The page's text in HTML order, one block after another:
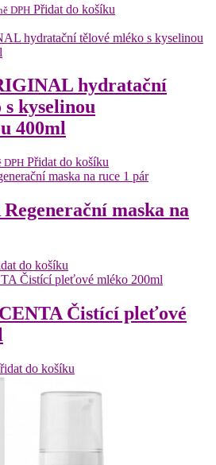
DPH Přidat do košíku
hydratační
kyselinou
400ml
DPH Přidat do košíku
maska na
do košíku
Čistící pleťové
do košíku